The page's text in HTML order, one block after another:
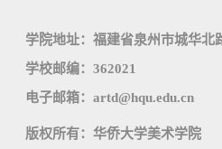
学院地址：福建省泉州市城华北
学校邮编：362021
电子邮箱：artd@hqu.edu.cn
版权所有：华侨大学美术学